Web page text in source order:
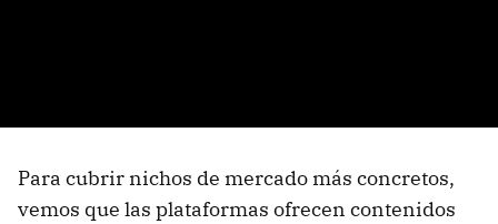
Para cubrir nichos de mercado más concretos,
vemos que las plataformas ofrecen contenidos